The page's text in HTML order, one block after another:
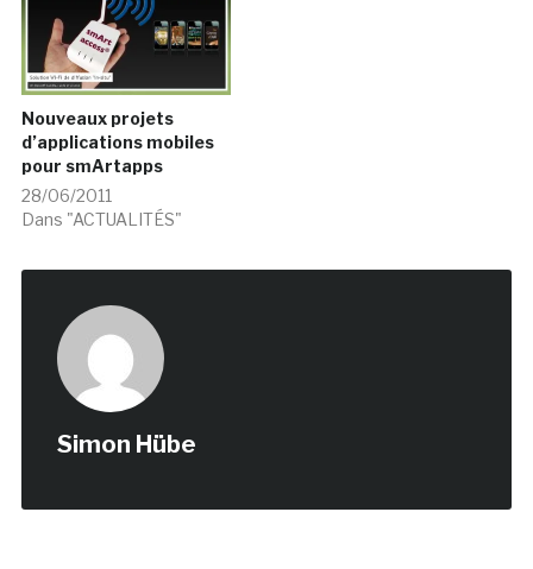
Nouveaux projets
d’applications mobiles
pour smArtapps
28/06/2011
Dans "ACTUALITÉS"
Simon Hübe